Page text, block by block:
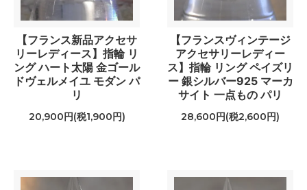
【フランス新品アクセサ
リーレディース】指輪 リ
ング ハート太陽 金ゴール
ドヴェルメイユ モダン パ
リ
20,900円(税1,900円)
【フランスヴィンテージ
アクセサリーレディー
ス】指輪 リング ペイズリ
ー 銀シルバー925 マーカ
サイト 一点もの パリ
28,600円(税2,600円)